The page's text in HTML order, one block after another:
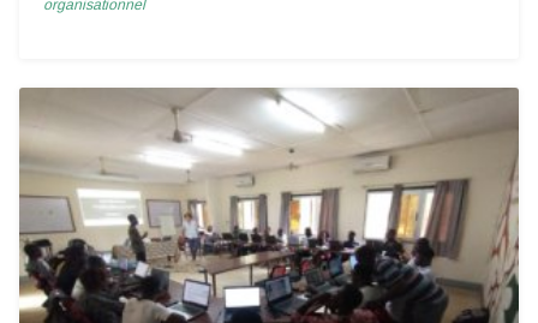
organisationnel